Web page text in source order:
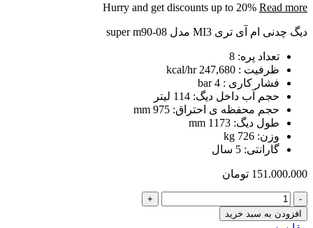
Hurry and get discounts up to 20% Read more
دیگ چدنی ام آی تری MI3 مدل super m90-08
تعداد پره: 8
ظرفیت : 247,680 kcal/hr
فشار کاری : 4 bar
حجم آب داخل دیگ: 114 لیتر
حجم محفظه ی احتراق: 975 mm
طول دیگ: 1173 mm
وزن: 726 kg
گارانتی: 5 سال
151.000.000 تومان
دیگ
چدنی
8
افزودن به سبد خرید